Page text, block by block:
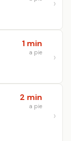
1 min
a pie
2 min
a pie